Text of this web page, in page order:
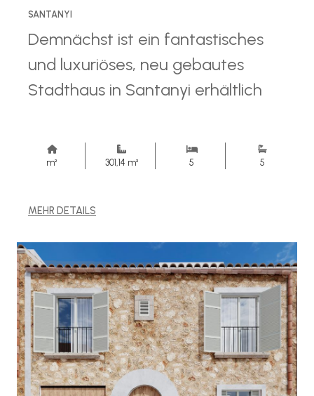
SANTANYI
Demnächst ist ein fantastisches
und luxuriöses, neu gebautes
Stadthaus in Santanyi erhältlich
m² 301,14 m² 5 5
MEHR DETAILS